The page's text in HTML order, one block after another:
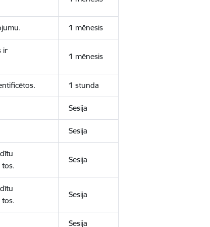
1 mēnesis
ir
1 mēnesis
1 stunda
Sesija
Sesija
tos.
Sesija
tos.
Sesija
Sesija